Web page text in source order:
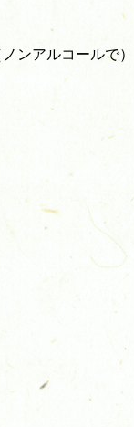
ンアルコールで）